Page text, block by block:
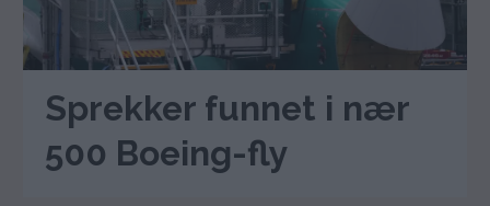
Sprekker funnet i nær
500 Boeing-fly